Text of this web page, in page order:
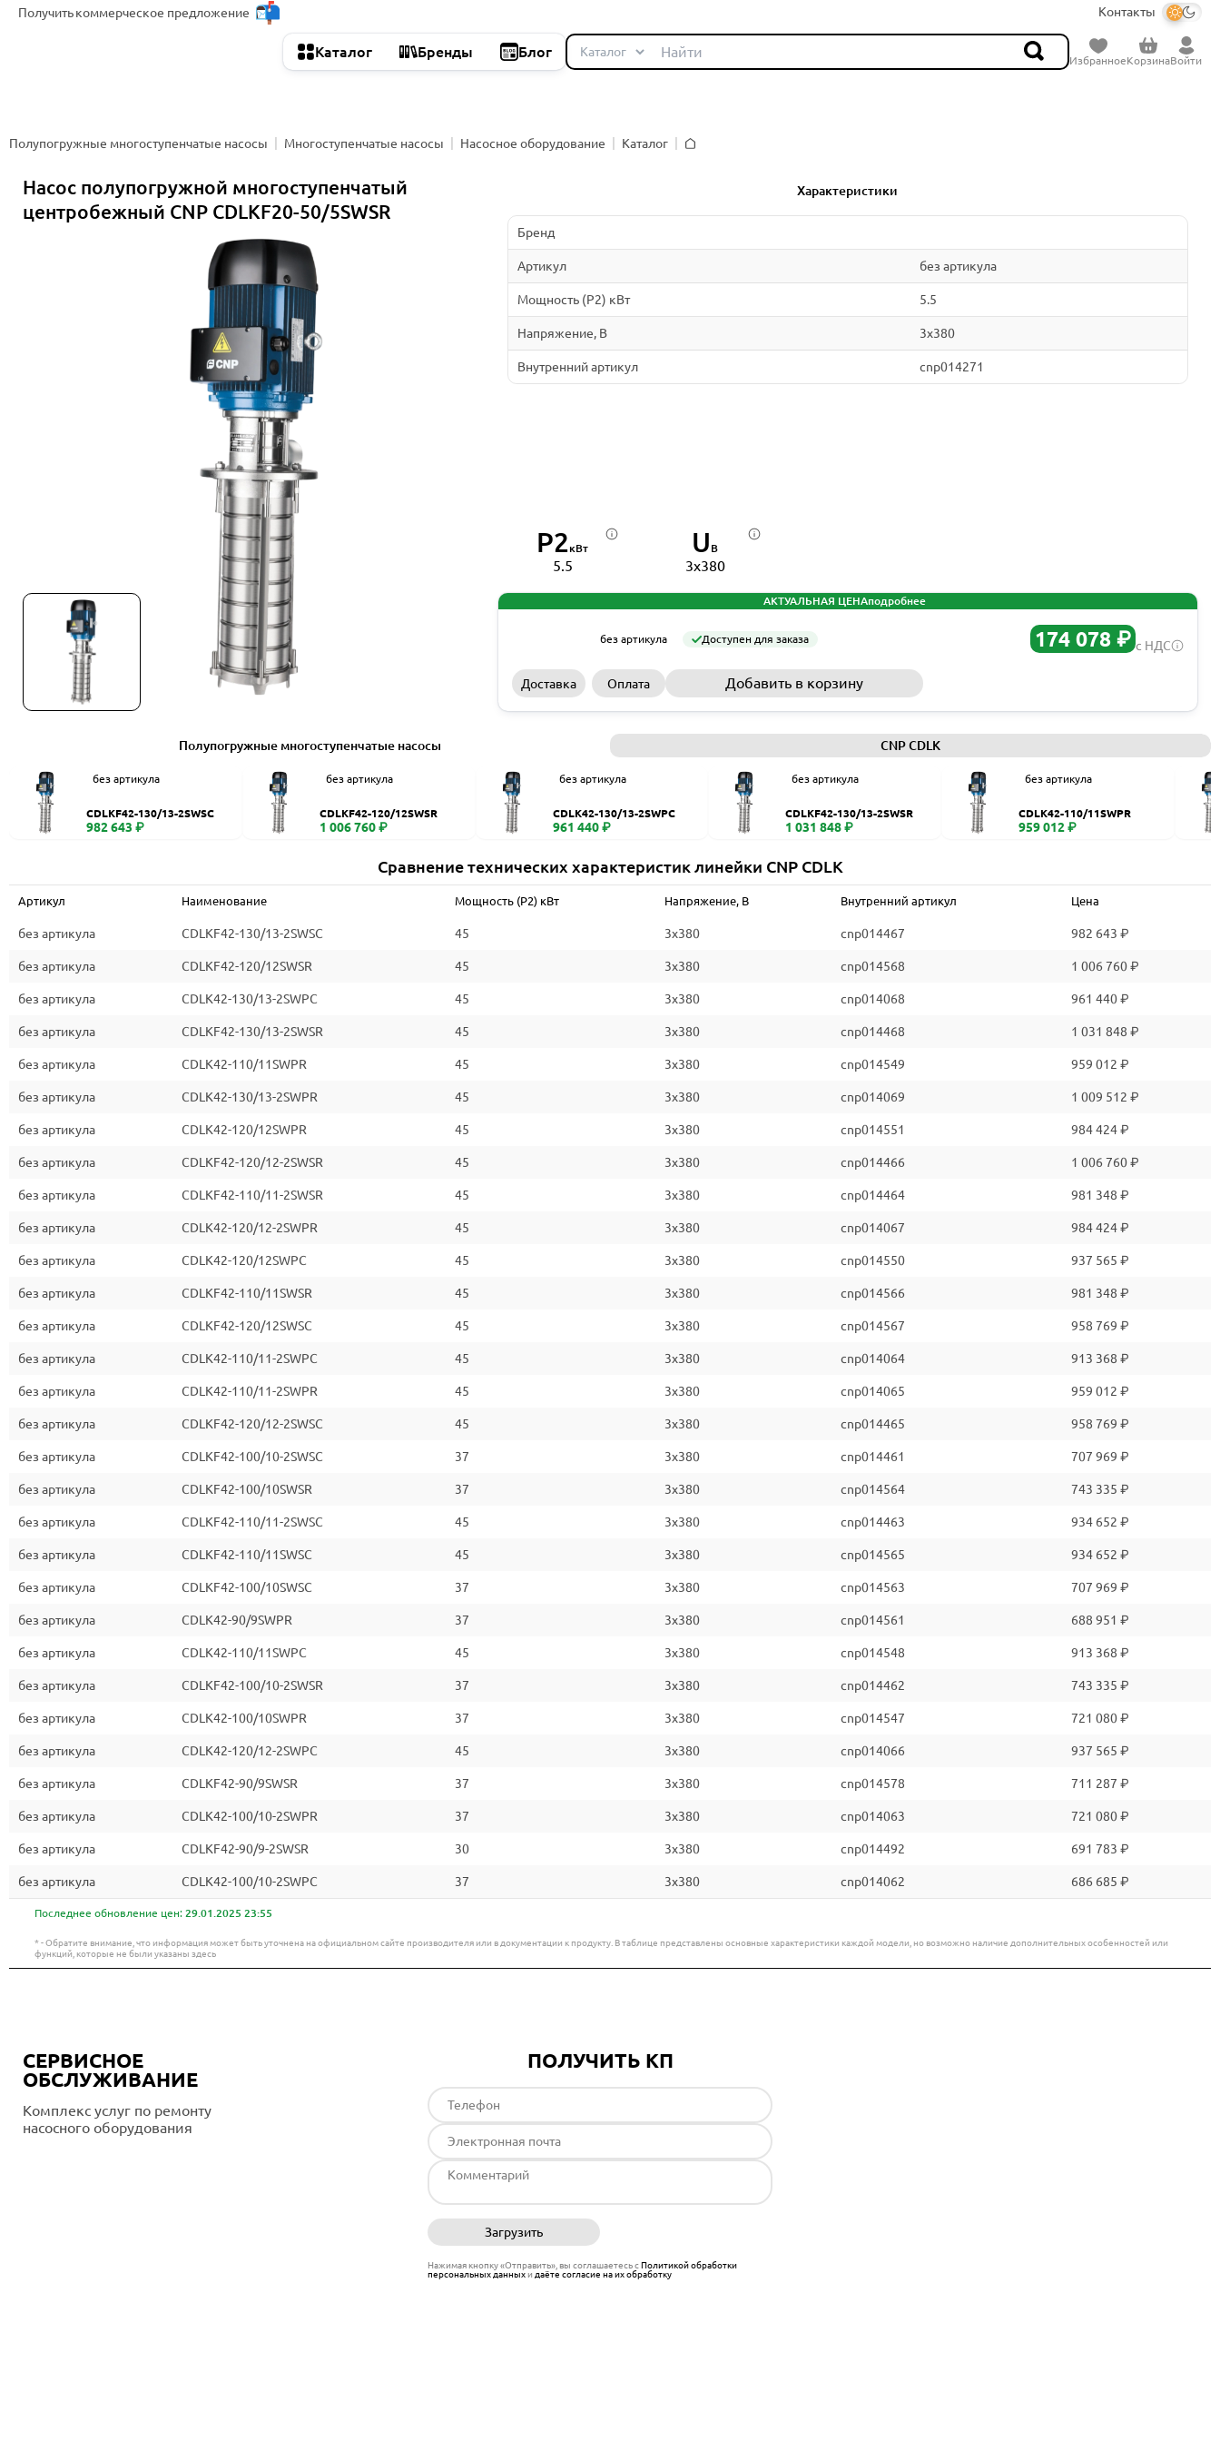
Получитькоммерческое предложение Контакты
Каталог Бренды Блог
ИзбранноеКорзинаВойти
Полупогружные многоступенчатые насосы Многоступенчатые насосы Насосное оборудование
Каталог
Насос полупогружной многоступенчатый
центробежный CNP CDLKF20-50/5SWSR
Характеристики
Бренд
Артикул без артикула
Мощность (P2) кВт 5.5
Напряжение, В 3x380
Внутренний артикул cnp014271
P2кВт
5.5
U В
3x380
АКТУАЛЬНАЯ ЦЕНАподробнее
без артикула Доступен для заказа 174 078 ₽ с НДС
Доставка Оплата Добавить в корзину
Полупогружные многоступенчатые насосы CNP CDLK
без артикула
CDLKF42-130/13-2SWSC
982 643 ₽
без артикула
CDLKF42-120/12SWSR
1 006 760 ₽
без артикула
CDLK42-130/13-2SWPC
961 440 ₽
без артикула
CDLKF42-130/13-2SWSR
1 031 848 ₽
без артикула
CDLK42-110/11SWPR
959 012 ₽
Сравнение технических характеристик линейки CNP CDLK
Артикул Наименование Мощность (P2) кВт Напряжение, В Внутренний артикул Цена
без артикула CDLKF42-130/13-2SWSC 45 3x380 cnp014467 982 643 ₽
без артикула CDLKF42-120/12SWSR 45 3x380 cnp014568 1 006 760 ₽
без артикула CDLK42-130/13-2SWPC 45 3x380 cnp014068 961 440 ₽
без артикула CDLKF42-130/13-2SWSR 45 3x380 cnp014468 1 031 848 ₽
без артикула CDLK42-110/11SWPR 45 3x380 cnp014549 959 012 ₽
без артикула CDLK42-130/13-2SWPR 45 3x380 cnp014069 1 009 512 ₽
без артикула CDLK42-120/12SWPR 45 3x380 cnp014551 984 424 ₽
без артикула CDLKF42-120/12-2SWSR 45 3x380 cnp014466 1 006 760 ₽
без артикула CDLKF42-110/11-2SWSR 45 3x380 cnp014464 981 348 ₽
без артикула CDLK42-120/12-2SWPR 45 3x380 cnp014067 984 424 ₽
без артикула CDLK42-120/12SWPC 45 3x380 cnp014550 937 565 ₽
без артикула CDLKF42-110/11SWSR 45 3x380 cnp014566 981 348 ₽
без артикула CDLKF42-120/12SWSC 45 3x380 cnp014567 958 769 ₽
без артикула CDLK42-110/11-2SWPC 45 3x380 cnp014064 913 368 ₽
без артикула CDLK42-110/11-2SWPR 45 3x380 cnp014065 959 012 ₽
без артикула CDLKF42-120/12-2SWSC 45 3x380 cnp014465 958 769 ₽
без артикула CDLKF42-100/10-2SWSC 37 3x380 cnp014461 707 969 ₽
без артикула CDLKF42-100/10SWSR 37 3x380 cnp014564 743 335 ₽
без артикула CDLKF42-110/11-2SWSC 45 3x380 cnp014463 934 652 ₽
без артикула CDLKF42-110/11SWSC 45 3x380 cnp014565 934 652 ₽
без артикула CDLKF42-100/10SWSC 37 3x380 cnp014563 707 969 ₽
без артикула CDLK42-90/9SWPR 37 3x380 cnp014561 688 951 ₽
без артикула CDLK42-110/11SWPC 45 3x380 cnp014548 913 368 ₽
без артикула CDLKF42-100/10-2SWSR 37 3x380 cnp014462 743 335 ₽
без артикула CDLK42-100/10SWPR 37 3x380 cnp014547 721 080 ₽
без артикула CDLK42-120/12-2SWPC 45 3x380 cnp014066 937 565 ₽
без артикула CDLKF42-90/9SWSR 37 3x380 cnp014578 711 287 ₽
без артикула CDLK42-100/10-2SWPR 37 3x380 cnp014063 721 080 ₽
без артикула CDLKF42-90/9-2SWSR 30 3x380 cnp014492 691 783 ₽
без артикула CDLK42-100/10-2SWPC 37 3x380 cnp014062 686 685 ₽
Последнее обновление цен: 29.01.2025 23:55
* - Обратите внимание, что информация может быть уточнена на официальном сайте производителя или в документации к продукту. В таблице представлены основные характеристики каждой модели, но возможно наличие дополнительных особенностей или
функций, которые не были указаны здесь
СЕРВИСНОЕ
ОБСЛУЖИВАНИЕ
Комплекс услуг по ремонту
насосного оборудования
ПОЛУЧИТЬ КП
Загрузить
Нажимая кнопку «Отправить», вы соглашаетесь сПолитикой обработки
персональных данныхи даёте согласие на их обработку